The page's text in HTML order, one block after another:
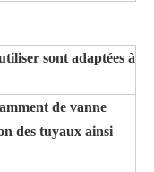
sont adaptées à
de vanne
des tuyaux ainsi